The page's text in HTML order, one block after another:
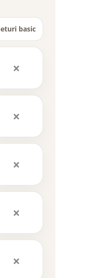
basic
×
×
×
×
×